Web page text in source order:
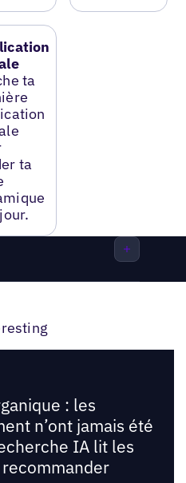
ta
ta
: les
n’ont jamais été
IA lit les